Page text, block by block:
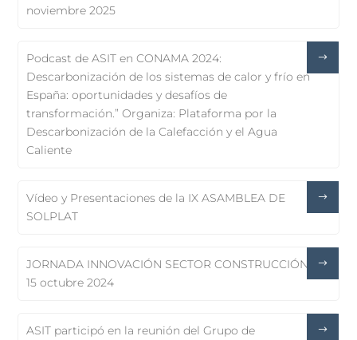
noviembre 2025
Podcast de ASIT en CONAMA 2024:
Descarbonización de los sistemas de calor y frío en
España: oportunidades y desafíos de
transformación.” Organiza: Plataforma por la
Descarbonización de la Calefacción y el Agua
Caliente
Vídeo y Presentaciones de la IX ASAMBLEA DE
SOLPLAT
JORNADA INNOVACIÓN SECTOR CONSTRUCCIÓN,
15 octubre 2024
ASIT participó en la reunión del Grupo de